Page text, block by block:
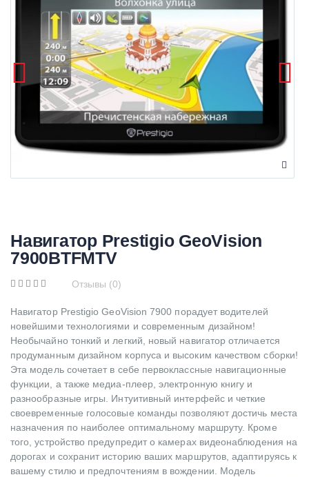
Навигатор Prestigio GeoVision
7900BTFMTV
Отзывы (0)
Навигатор Prestigio GeoVision 7900 порадует водителей
новейшими технологиями и современным дизайном!
Необычайно тонкий и легкий, новый навигатор отличается
продуманным дизайном корпуса и высоким качеством сборки!
Эта модель сочетает в себе первоклассные навигационные
функции, а также медиа-плеер, электронную книгу и
разнообразные игры. Интуитивный интерфейс и четкие
своевременные голосовые команды позволяют достичь места
назначения по наиболее оптимальному маршруту. Кроме
того, устройство предупредит о камерах видеонаблюдения на
дорогах и сохранит историю ваших маршрутов, адаптируясь к
вашему стилю и предпочтениям в вождении. Модель